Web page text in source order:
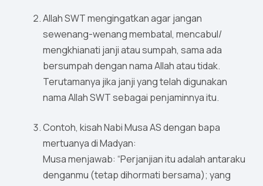
Allah SWT mengingatkan agar jangan
sewenang-wenang membatal, mencabul/
mengkhianati janji atau sumpah, sama ada
bersumpah dengan nama Allah atau tidak.
Terutamanya jika janji yang telah digunakan
nama Allah SWT sebagai penjaminnya itu.
Contoh, kisah Nabi Musa AS dengan bapa
mertuanya di Madyan:
Musa menjawab: “Perjanjian itu adalah antaraku
denganmu (tetap dihormati bersama); yang